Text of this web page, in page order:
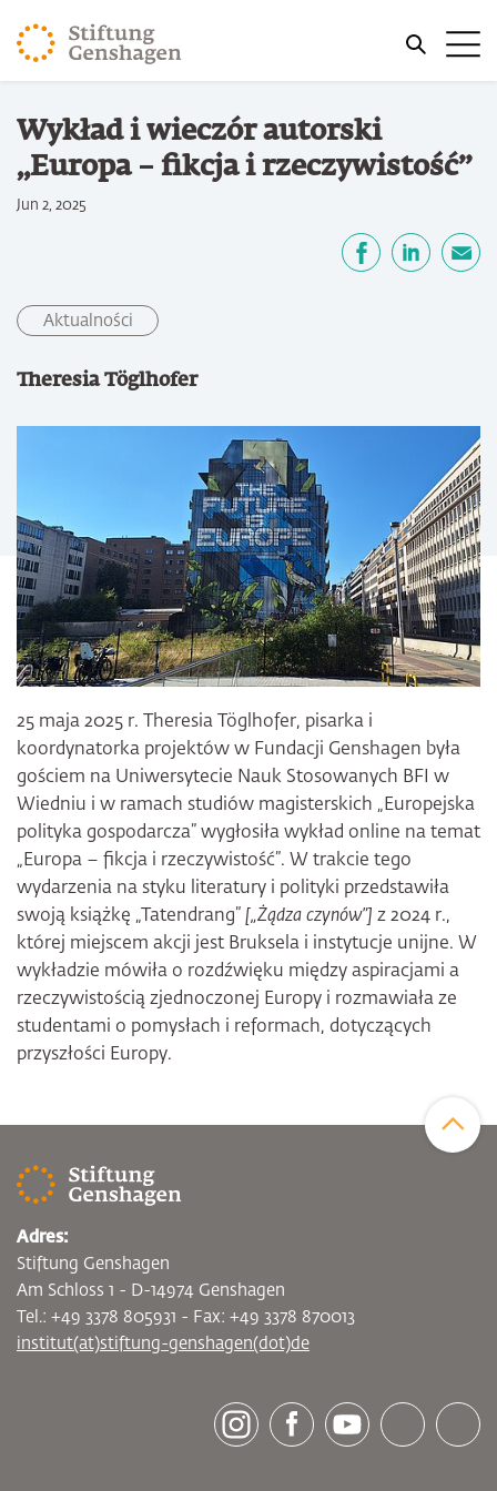
PRZJDŹ DO TREŚCI GŁÓWNEJ
PRZEJDŹ DO WYSZUKIWARKI
Jesteś tutaj
Strona główna
Wykład i wieczór autorski
„Europa – fikcja i rzeczywistość”
Jun 2, 2025
Aktualności
Theresia Töglhofer
25 maja 2025 r. Theresia Töglhofer, pisarka i
koordynatorka projektów w Fundacji Genshagen była
gościem na Uniwersytecie Nauk Stosowanych BFI w
Wiedniu i w ramach studiów magisterskich „Europejska
polityka gospodarcza” wygłosiła wykład online na temat
„Europa – fikcja i rzeczywistość”. W trakcie tego
wydarzenia na styku literatury i polityki przedstawiła
swoją książkę „Tatendrang” [„Żądza czynów”] z 2024 r.,
której miejscem akcji jest Bruksela i instytucje unijne. W
wykładzie mówiła o rozdźwięku między aspiracjami a
rzeczywistością zjednoczonej Europy i rozmawiała ze
studentami o pomysłach i reformach, dotyczących
przyszłości Europy.
[socialLinksTitle]
Adres:
Stiftung Genshagen
Am Schloss 1 - D-14974 Genshagen
Tel.: +49 3378 805931 - Fax: +49 3378 870013
institut(at)stiftung-genshagen(dot)de